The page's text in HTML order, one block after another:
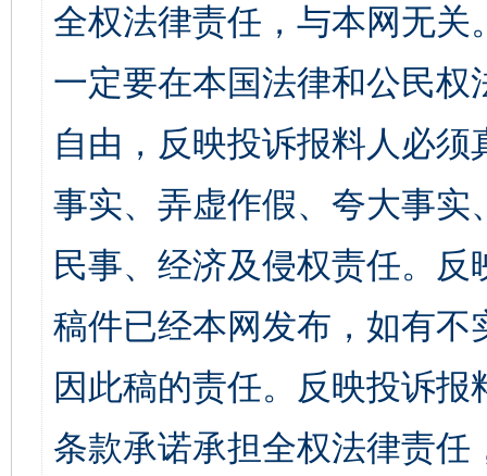
全权法律责任，与本网无
一定要在本国法律和公民
自由，反映投诉报料人必
事实、弄虚作假、夸大事
民事、经济及侵权责任。
稿件已经本网发布，如有
因此稿的责任。反映投诉
条款承诺承担全权法律责